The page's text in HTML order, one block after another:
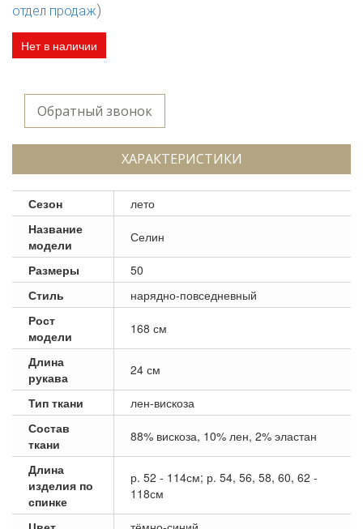
отдел продаж)
Нет в наличии
Обратный звонок
ХАРАКТЕРИСТИКИ
Сезон
лето
Название
модели
Селин
Размеры
50
Стиль
нарядно-повседневный
Рост
модели
168 см
Длина
рукава
24 см
Тип ткани
лен-вискоза
Состав
ткани
88% вискоза, 10% лен, 2% эластан
Длина
изделия по
спинке
р. 52 - 114см; р. 54, 56, 58, 60, 62 -
118см